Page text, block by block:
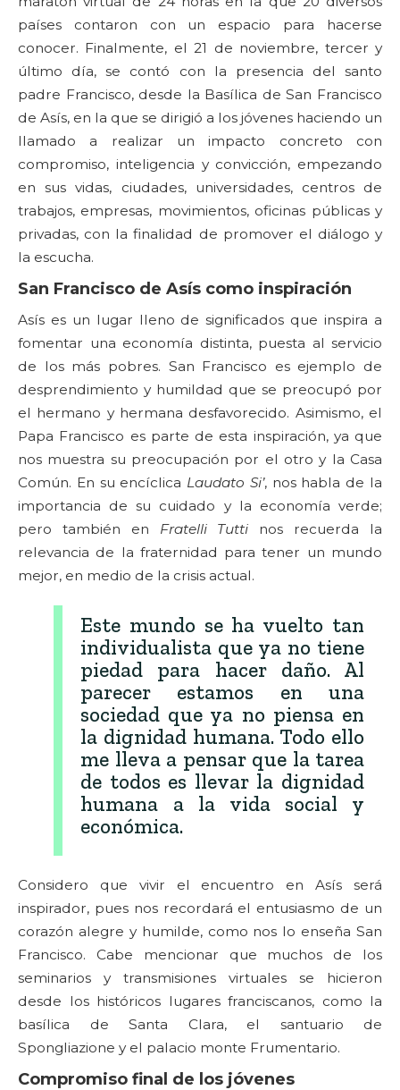
países contaron con un espacio para hacerse
conocer. Finalmente, el 21 de noviembre, tercer y
último día, se contó con la presencia del santo
padre Francisco, desde la Basílica de San Francisco
de Asís, en la que se dirigió a los jóvenes haciendo un
llamado a realizar un impacto concreto con
compromiso, inteligencia y convicción, empezando
en sus vidas, ciudades, universidades, centros de
trabajos, empresas, movimientos, oficinas públicas y
privadas, con la finalidad de promover el diálogo y
la escucha.
San Francisco de Asís como inspiración
Asís es un lugar lleno de significados que inspira a
fomentar una economía distinta, puesta al servicio
de los más pobres. San Francisco es ejemplo de
desprendimiento y humildad que se preocupó por
el hermano y hermana desfavorecido. Asimismo, el
Papa Francisco es parte de esta inspiración, ya que
nos muestra su preocupación por el otro y la Casa
Común. En su encíclica Laudato Si’, nos habla de la
importancia de su cuidado y la economía verde;
pero también en Fratelli Tutti nos recuerda la
relevancia de la fraternidad para tener un mundo
mejor, en medio de la crisis actual.
Este mundo se ha vuelto tan
individualista que ya no tiene
piedad para hacer daño. Al
parecer estamos en una
sociedad que ya no piensa en
la dignidad humana. Todo ello
me lleva a pensar que la tarea
de todos es llevar la dignidad
humana a la vida social y
económica.
Considero que vivir el encuentro en Asís será
inspirador, pues nos recordará el entusiasmo de un
corazón alegre y humilde, como nos lo enseña San
Francisco. Cabe mencionar que muchos de los
seminarios y transmisiones virtuales se hicieron
desde los históricos lugares franciscanos, como la
basílica de Santa Clara, el santuario de
Spongliazione y el palacio monte Frumentario.
Compromiso final de los jóvenes